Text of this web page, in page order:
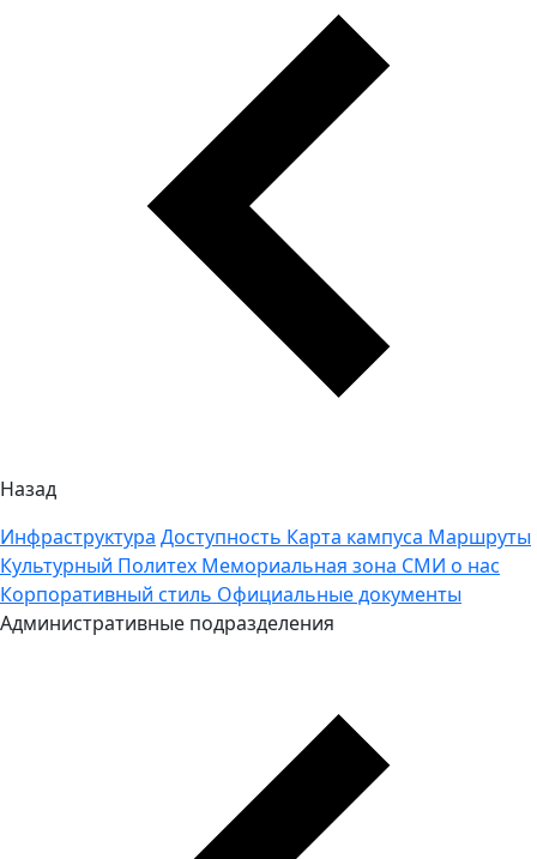
Назад
Инфраструктура Доступность Карта кампуса Маршруты
Культурный Политех Мемориальная зона СМИ о нас
Корпоративный стиль Официальные документы
Административные подразделения